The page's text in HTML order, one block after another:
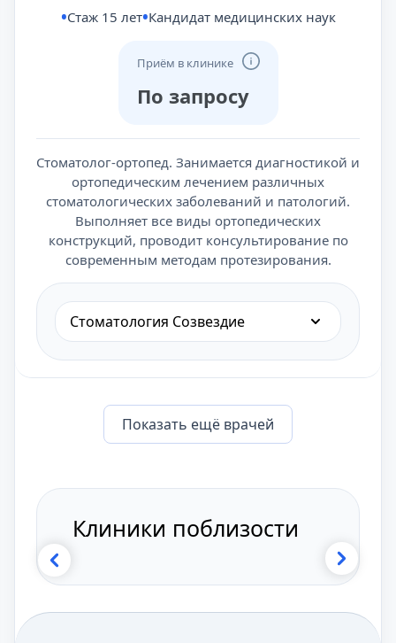
Стаж 15 лет Кандидат медицинских наук
Приём в клинике
По запросу
Стоматолог-ортопед. Занимается диагностикой и
ортопедическим лечением различных
стоматологических заболеваний и патологий.
Выполняет все виды ортопедических
конструкций, проводит консультирование по
современным методам протезирования.
Стоматология Созвездие
Показать eщё врачей
Клиники поблизости